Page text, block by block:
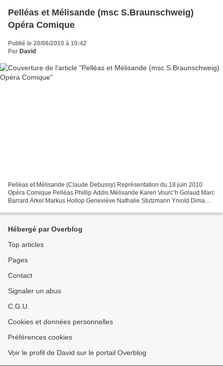
Pelléas et Mélisande (msc S.Braunschweig)
Opéra Comique
Publié le 20/06/2010 à 10:42
Par David
Pelléas et Mélisande (Claude Debussy) Représentation du 18 juin 2010
Opéra Comique Pelléas Phillip Addis Mélisande Karen Vourc’h Golaud Marc
Barrard Arkel Markus Hollop Geneviève Nathalie Stutzmann Yniold Dima
Hébergé par Overblog
Top articles
Pages
Contact
Signaler un abus
C.G.U.
Cookies et données personnelles
Préférences cookies
Voir le profil de David sur le portail Overblog